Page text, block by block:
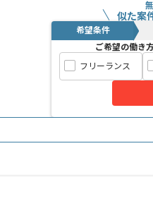
似た案
希望条件
ご希望の働き
フリーランス